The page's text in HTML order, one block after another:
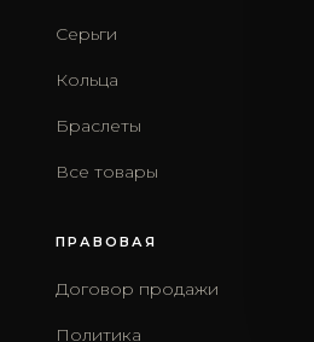
Серьги
Кольца
Браслеты
Все товары
ПРАВОВАЯ
Договор продажи
Политика